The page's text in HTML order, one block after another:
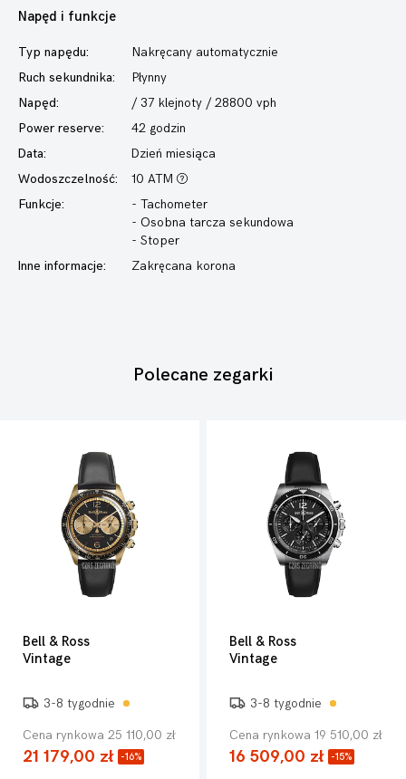
Napęd i funkcje
Typ napędu:
Nakręcany automatycznie
Ruch sekundnika:
Płynny
Napęd:
/ 37 klejnoty / 28800 vph
Power reserve:
42 godzin
Data:
Dzień miesiąca
Wodoszczelność:
10 ATM
Funkcje:
- Tachometer
- Osobna tarcza sekundowa
- Stoper
Inne informacje:
Zakręcana korona
Polecane zegarki
Bell & Ross
Vintage
3-8 tygodnie
Cena rynkowa 25 110,00 zł
21 179,00 zł -16%
Bell & Ross
Vintage
3-8 tygodnie
Cena rynkowa 19 510,00 zł
16 509,00 zł -15%